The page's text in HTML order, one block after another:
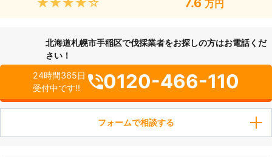
万円
北海道札幌市手稲区で伐採業者をお探しの方はお電話くだ
さい！
24時間365日
受付中です!!
0120-466-110
フォームで相談する